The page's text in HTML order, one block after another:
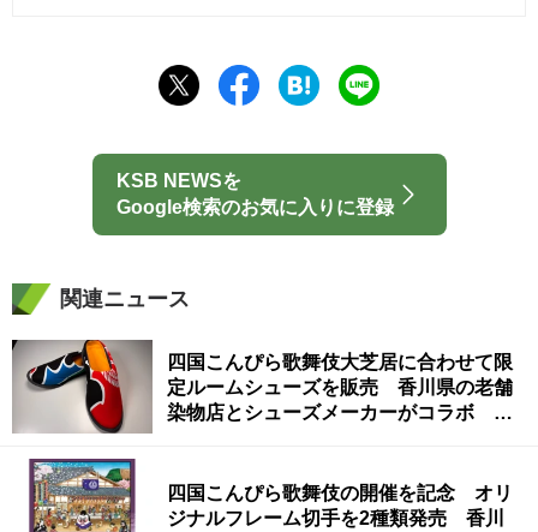
KSB NEWSを
Google検索のお気に入りに登録
関連ニュース
四国こんぴら歌舞伎大芝居に合わせて限
定ルームシューズを販売 香川県の老舗
染物店とシューズメーカーがコラボ 琴
四国こんぴら歌舞伎の開催を記念 オリ
ジナルフレーム切手を2種類発売 香川